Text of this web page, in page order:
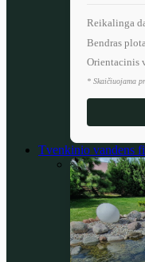
Reikalinga
Bendras
Orientacinis
* Skaičiuojama
Tvenkinio vandens